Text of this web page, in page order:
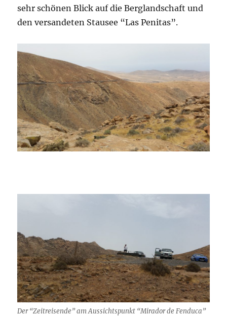
sehr schönen Blick auf die Berglandschaft und
den versandeten Stausee “Las Penitas”.
Der “Zeitreisende” am Aussichtspunkt “Mirador de Fenduca”